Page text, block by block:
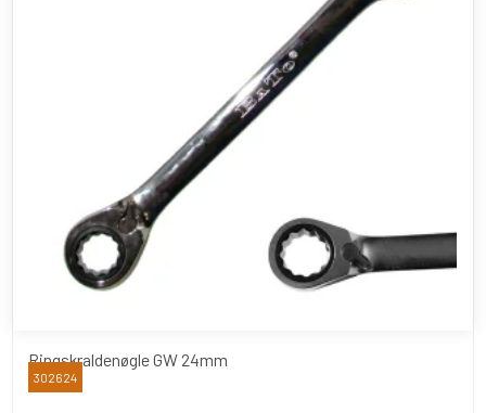
Ringskraldenøgle GW 24mm
BATO
302624